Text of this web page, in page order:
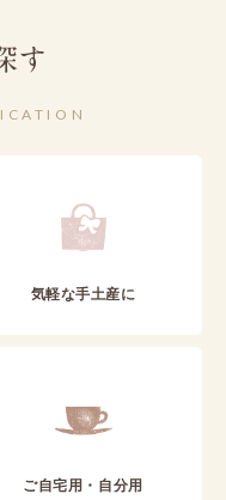
す
気軽な手土産に
ご自宅用・自分用